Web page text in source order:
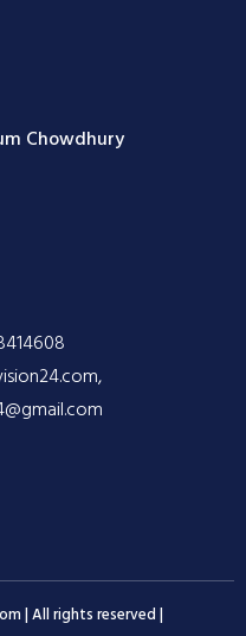
Chowdhury
| All rights reserved |